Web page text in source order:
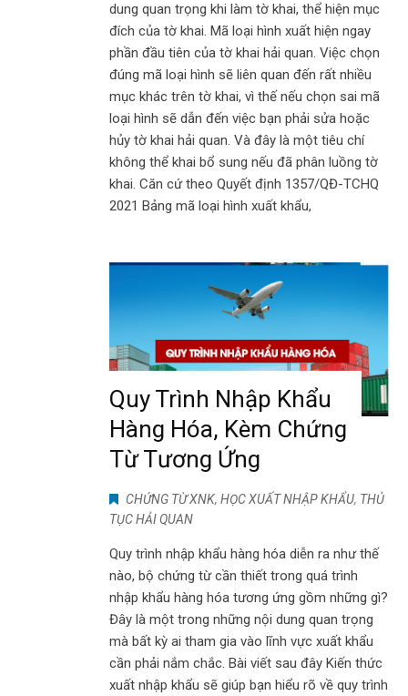
dung quan trọng khi làm tờ khai, thể hiện mục
đích của tờ khai. Mã loại hình xuất hiện ngay
phần đầu tiên của tờ khai hải quan. Việc chọn
đúng mã loại hình sẽ liên quan đến rất nhiều
mục khác trên tờ khai, vì thế nếu chọn sai mã
loại hình sẽ dẫn đến việc bạn phải sửa hoặc
hủy tờ khai hải quan. Và đây là một tiêu chí
không thể khai bổ sung nếu đã phân luồng tờ
khai. Căn cứ theo Quyết định 1357/QĐ-TCHQ
2021 Bảng mã loại hình xuất khẩu,
Quy Trình Nhập Khẩu
Hàng Hóa, Kèm Chứng
Từ Tương Ứng
CHỨNG TỪ XNK, HỌC XUẤT NHẬP KHẨU, THỦ
TỤC HẢI QUAN
Quy trình nhập khẩu hàng hóa diễn ra như thế
nào, bộ chứng từ cần thiết trong quá trình
nhập khẩu hàng hóa tương ứng gồm những gì?
Đây là một trong những nội dung quan trọng
mà bất kỳ ai tham gia vào lĩnh vực xuất khẩu
cần phải nắm chắc. Bài viết sau đây Kiến thức
xuất nhập khẩu sẽ giúp bạn hiểu rõ về quy trình